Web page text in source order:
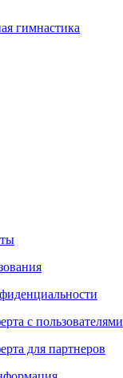
гимнастика
с пользователями
для партнеров